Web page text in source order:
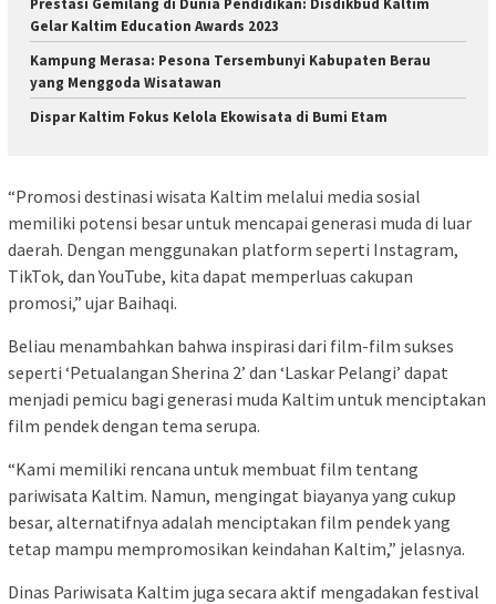
Prestasi Gemilang di Dunia Pendidikan: Disdikbud Kaltim
Gelar Kaltim Education Awards 2023
Kampung Merasa: Pesona Tersembunyi Kabupaten Berau
yang Menggoda Wisatawan
Dispar Kaltim Fokus Kelola Ekowisata di Bumi Etam
“Promosi destinasi wisata Kaltim melalui media sosial
memiliki potensi besar untuk mencapai generasi muda di luar
daerah. Dengan menggunakan platform seperti Instagram,
TikTok, dan YouTube, kita dapat memperluas cakupan
promosi,” ujar Baihaqi.
Beliau menambahkan bahwa inspirasi dari film-film sukses
seperti ‘Petualangan Sherina 2’ dan ‘Laskar Pelangi’ dapat
menjadi pemicu bagi generasi muda Kaltim untuk menciptakan
film pendek dengan tema serupa.
“Kami memiliki rencana untuk membuat film tentang
pariwisata Kaltim. Namun, mengingat biayanya yang cukup
besar, alternatifnya adalah menciptakan film pendek yang
tetap mampu mempromosikan keindahan Kaltim,” jelasnya.
Dinas Pariwisata Kaltim juga secara aktif mengadakan festival